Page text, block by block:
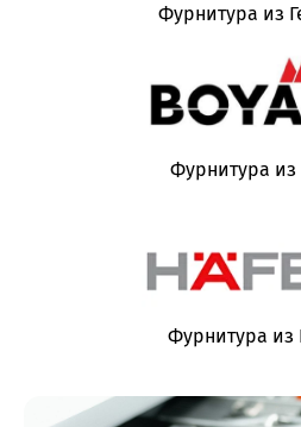
Фурнитура из
Фурнитура из
Фурнитура из